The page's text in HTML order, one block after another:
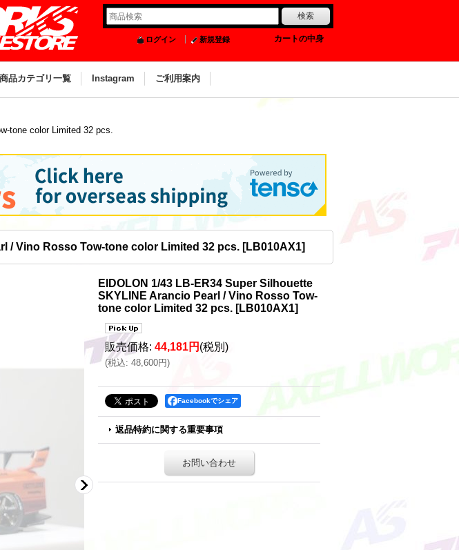
カートの中身
ログイン 新規登録
商品カテゴリ一覧 Instagram ご利用案内
tone color Limited 32 pcs.
/ Vino Rosso Tow-tone color Limited 32 pcs. [LB010AX1]
EIDOLON 1/43 LB-ER34 Super Silhouette
SKYLINE Arancio Pearl / Vino Rosso Tow-
tone color Limited 32 pcs. [LB010AX1]
販売価格: 44,181円 (税別)
(税込: 48,600円)
Facebookでシェア
返品特約に関する重要事項
お問い合わせ